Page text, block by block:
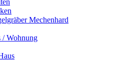
Mechenhard
/ Wohnung